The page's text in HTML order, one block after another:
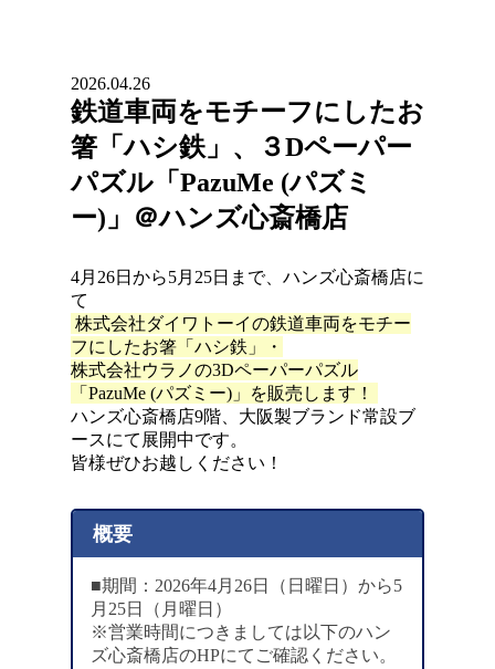
2026.04.26
鉄道車両をモチーフにしたお
箸「ハシ鉄」、３Dペーパー
パズル「PazuMe (パズミ
ー)」＠ハンズ心斎橋店
4月26日から5月25日まで、ハンズ心斎橋店に
て
株式会社ダイワトーイの鉄道車両をモチー
フにしたお箸「ハシ鉄」・
株式会社ウラノの3Dペーパーパズル
「PazuMe (パズミー)」を販売します！
ハンズ心斎橋店9階、大阪製ブランド常設ブ
ースにて展開中です。
皆様ぜひお越しください！
概要
■期間：2026年4月26日（日曜日）から5
月25日（月曜日）
※営業時間につきましては以下のハン
ズ心斎橋店のHPにてご確認ください。